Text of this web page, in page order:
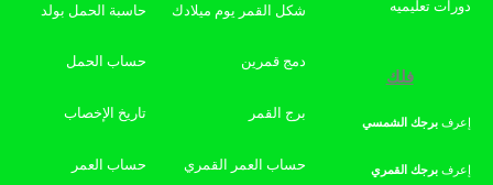
دورات تعليميه
فلك
إعرف برجك الشمسي
إعرف برجك القمري
شكل القمر يوم ميلادك
دمج قمرين
برج القمر
حساب العمر القمري
حاسبة الحمل بولد
حساب الحمل
تاريخ الإخصاب
حساب العمر